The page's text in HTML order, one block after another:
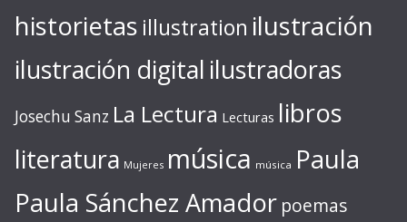
historietas illustration ilustración
ilustración digital ilustradoras
Josechu Sanz La Lectura Lecturas libros
literatura Mujeres música música Paula
Paula Sánchez Amador poemas